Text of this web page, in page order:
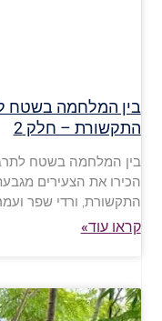
בין המלחמה בשטח
התקשורת – חלק 2
בין המלחמה בשטח
הכירו את הצעירים
התקשורת, ורדי שפר
קראו עוד»